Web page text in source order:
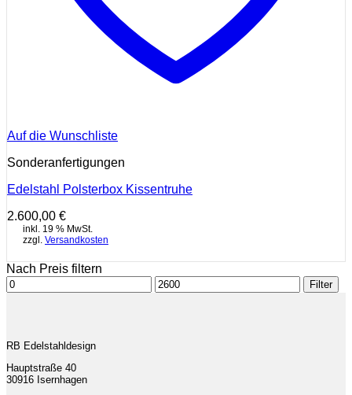
Auf die Wunschliste
Sonderanfertigungen
Edelstahl Polsterbox Kissentruhe
2.600,00 €
inkl. 19 % MwSt.
zzgl. Versandkosten
Nach Preis filtern
Min.
Preis
Max.
Preis
Filter
RB Edelstahldesign
Hauptstraße 40
30916 Isernhagen